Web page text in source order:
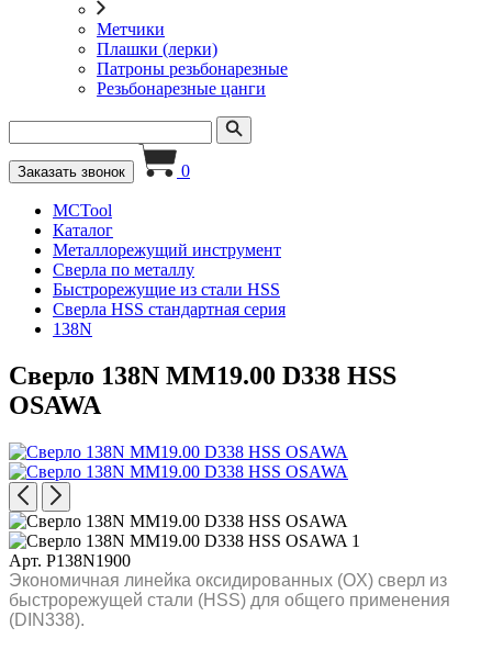
Метчики
Плашки (лерки)
Патроны резьбонарезные
Резьбонарезные цанги
Заказать звонок 0
MCTool
Каталог
Металлорежущий инструмент
Сверла по металлу
Быстрорежущие из стали HSS
Сверла HSS стандартная серия
138N
Сверло 138N MM19.00 D338 HSS
OSAWA
Арт. P138N1900
Экономичная линейка оксидированных (OX) сверл из
быстрорежущей стали (HSS) для общего применения
(DIN338).